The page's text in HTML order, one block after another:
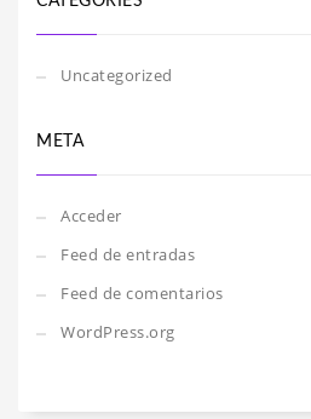
Uncategorized
META
Acceder
Feed de entradas
Feed de comentarios
WordPress.org